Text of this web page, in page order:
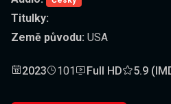
Titulky:
Země původu: USA
2023 101 Full HD 5.9